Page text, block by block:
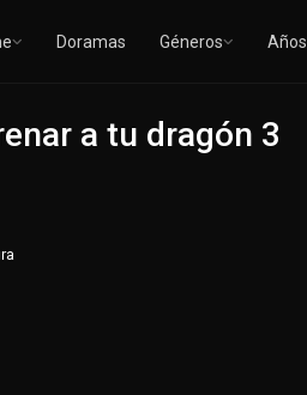
Doramas Géneros Años
a tu dragón 3